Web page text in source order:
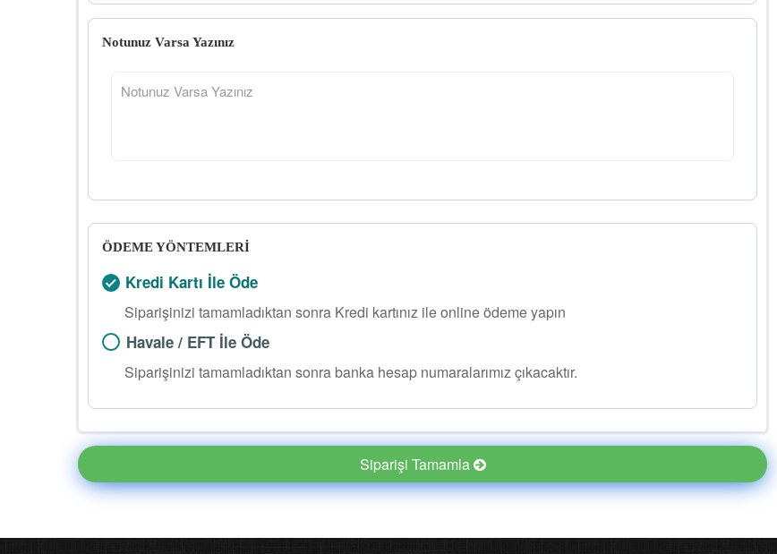
Notunuz Varsa Yazınız
ÖDEME YÖNTEMLERİ
Kredi Kartı İle Öde
Siparişinizi tamamladıktan sonra Kredi kartınız ile online ödeme yapın
Havale / EFT İle Öde
Siparişinizi tamamladıktan sonra banka hesap numaralarımız çıkacaktır.
Siparişi Tamamla